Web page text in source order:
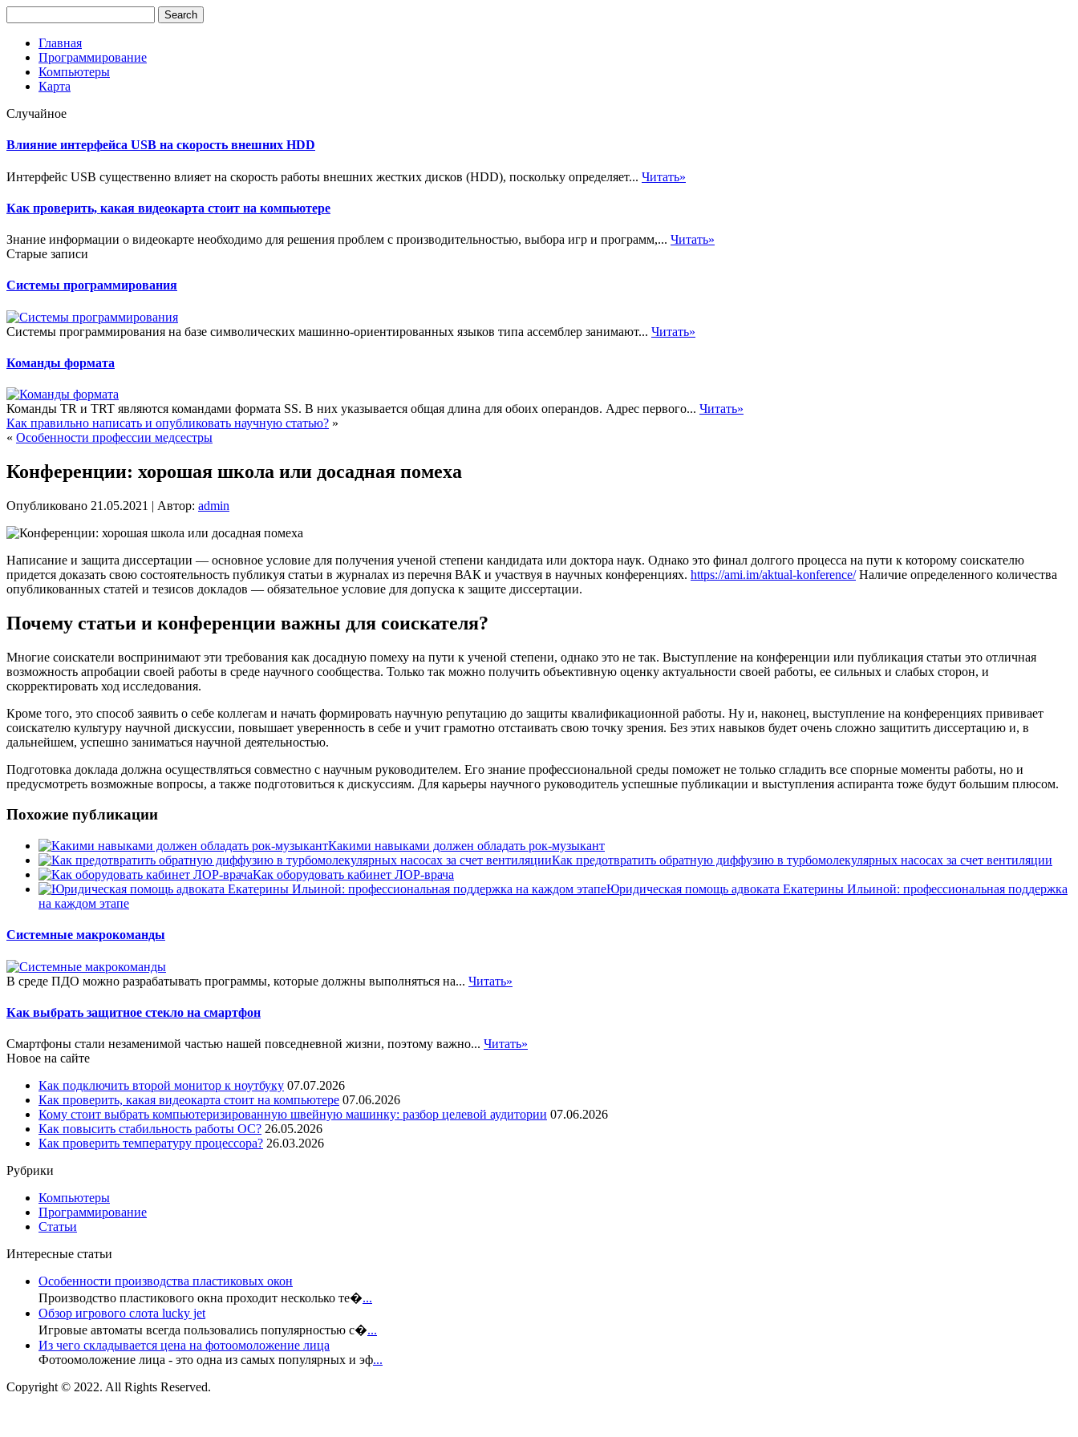
Главная
Программирование
Компьютеры
Карта
Случайное
Влияние интерфейса USB на скорость внешних HDD
Интерфейс USB существенно влияет на скорость работы внешних жестких дисков (HDD), поскольку определяет... Читать»
Как проверить, какая видеокарта стоит на компьютере
Знание информации о видеокарте необходимо для решения проблем с производительностью, выбора игр и программ,... Читать»
Старые записи
Системы программирования
Системы программирования на базе символических машинно-ориентированных языков типа ассемблер занимают... Читать»
Команды формата
Команды TR и TRT являются командами формата SS. В них указывается общая длина для обоих операндов. Адрес первого... Читать»
Как правильно написать и опубликовать научную статью? »
« Особенности профессии медсестры
Конференции: хорошая школа или досадная помеха
Опубликовано 21.05.2021 | Автор: admin
Написание и защита диссертации — основное условие для получения ученой степени кандидата или доктора наук. Однако это финал долгого процесса на пути к которому соискателю
придется доказать свою состоятельность публикуя статьи в журналах из перечня ВАК и участвуя в научных конференциях. https://ami.im/aktual-konference/Наличие определенного количества
опубликованных статей и тезисов докладов — обязательное условие для допуска к защите диссертации.
Почему статьи и конференции важны для соискателя?
Многие соискатели воспринимают эти требования как досадную помеху на пути к ученой степени, однако это не так. Выступление на конференции или публикация статьи это отличная
возможность апробации своей работы в среде научного сообщества. Только так можно получить объективную оценку актуальности своей работы, ее сильных и слабых сторон, и
скорректировать ход исследования.
Кроме того, это способ заявить о себе коллегам и начать формировать научную репутацию до защиты квалификационной работы. Ну и, наконец, выступление на конференциях прививает
соискателю культуру научной дискуссии, повышает уверенность в себе и учит грамотно отстаивать свою точку зрения. Без этих навыков будет очень сложно защитить диссертацию и, в
дальнейшем, успешно заниматься научной деятельностью.
Подготовка доклада должна осуществляться совместно с научным руководителем. Его знание профессиональной среды поможет не только сгладить все спорные моменты работы, но и
предусмотреть возможные вопросы, а также подготовиться к дискуссиям. Для карьеры научного руководитель успешные публикации и выступления аспиранта тоже будут большим плюсом.
Похожие публикации
Какими навыками должен обладать рок-музыкант
Как предотвратить обратную диффузию в турбомолекулярных насосах за счет вентиляции
Как оборудовать кабинет ЛОР-врача
Юридическая помощь адвоката Екатерины Ильиной: профессиональная поддержка
на каждом этапе
Системные макрокоманды
В среде ПДО можно разрабатывать программы, которые должны выполняться на... Читать»
Как выбрать защитное стекло на смартфон
Смартфоны стали незаменимой частью нашей повседневной жизни, поэтому важно... Читать»
Новое на сайте
Как подключить второй монитор к ноутбуку 07.07.2026
Как проверить, какая видеокарта стоит на компьютере 07.06.2026
Кому стоит выбрать компьютеризированную швейную машинку: разбор целевой аудитории 07.06.2026
Как повысить стабильность работы ОС? 26.05.2026
Как проверить температуру процессора? 26.03.2026
Рубрики
Компьютеры
Программирование
Статьи
Интересные статьи
Особенности производства пластиковых окон
Производство пластикового окна проходит несколько те�...
Обзор игрового слота lucky jet
Игровые автоматы всегда пользовались популярностью с�...
Из чего складывается цена на фотоомоложение лица
Фотоомоложение лица - это одна из самых популярных и эф...
Copyright © 2022. All Rights Reserved.